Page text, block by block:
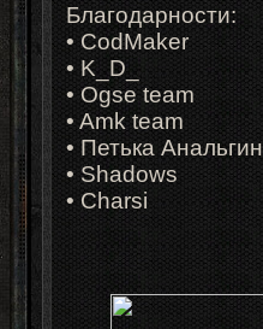
Благодарности:
• CodMaker
• K_D_
• Ogse team
• Amk team
• Петька Анальгин
• Shadows
• Charsi